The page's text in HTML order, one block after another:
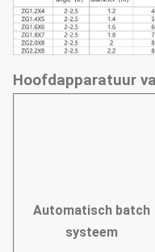
Hoofdapparatuur
Automatisch batch
systeem